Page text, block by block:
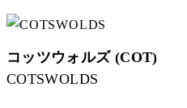
コッツウォルズ (COT)
COTSWOLDS